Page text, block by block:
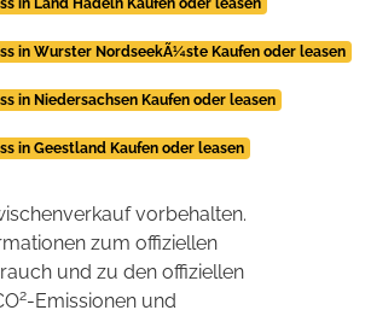
in Land Hadeln Kaufen oder leasen
in Wurster NordseekÃ¼ste Kaufen oder leasen
in Niedersachsen Kaufen oder leasen
in Geestland Kaufen oder leasen
vorbehalten.
zum offiziellen
und zu den offiziellen
2-Emissionen und